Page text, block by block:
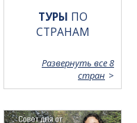
ТУРЫ ПО
СТРАНАМ
Развернуть все 8
стран